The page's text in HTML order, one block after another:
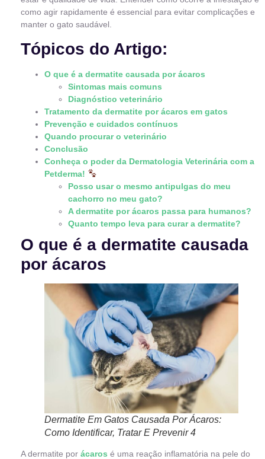
como agir rapidamente é essencial para evitar complicações e
manter o gato saudável.
Tópicos do Artigo:
O que é a dermatite causada por ácaros
Sintomas mais comuns
Diagnóstico veterinário
Tratamento da dermatite por ácaros em gatos
Prevenção e cuidados contínuos
Quando procurar o veterinário
Conclusão
Conheça o poder da Dermatologia Veterinária com a
Petderma!
Posso usar o mesmo antipulgas do meu
cachorro no meu gato?
A dermatite por ácaros passa para humanos?
Quanto tempo leva para curar a dermatite?
O que é a dermatite causada
por ácaros
Dermatite Em Gatos Causada Por Ácaros:
Como Identificar, Tratar E Prevenir 4
A dermatite por ácaros é uma reação inflamatória na pele do